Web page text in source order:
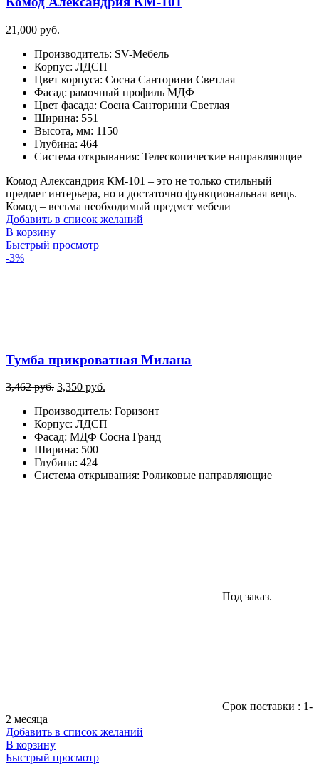
21,000 руб.
Производитель: SV-Мебель
Корпус: ЛДСП
Цвет корпуса: Сосна Санторини Светлая
Фасад: рамочный профиль МДФ
Цвет фасада: Сосна Санторини Светлая
Ширина: 551
Высота, мм: 1150
Глубина: 464
Система открывания: Телескопические направляющие
Комод Александрия КМ-101 – это не только стильный
предмет интерьера, но и достаточно функциональная вещь.
Комод – весьма необходимый предмет мебели
Добавить в список желаний
В корзину
Быстрый просмотр
-3%
Тумба прикроватная Милана
3,462руб. Первоначальная
составляла
3,462
руб..
3,350 руб.
3,350
руб..
Производитель: Горизонт
Корпус: ЛДСП
Фасад: МДФ Сосна Гранд
Ширина: 500
Глубина: 424
Система открывания: Роликовые направляющие
Под заказ.
Cрок поставки : 1-
2 месяца
Добавить в список желаний
В корзину
Быстрый просмотр